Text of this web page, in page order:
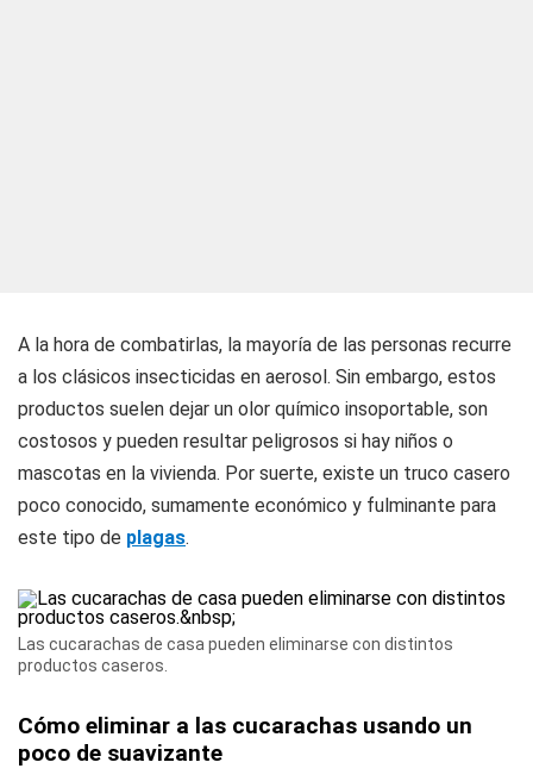
A la hora de combatirlas, la mayoría de las personas recurre
a los clásicos insecticidas en aerosol. Sin embargo, estos
productos suelen dejar un olor químico insoportable, son
costosos y pueden resultar peligrosos si hay niños o
mascotas en la vivienda. Por suerte, existe un truco casero
poco conocido, sumamente económico y fulminante para
este tipo de plagas.
Las cucarachas de casa pueden eliminarse con distintos
productos caseros.
Cómo eliminar a las cucarachas usando un
poco de suavizante